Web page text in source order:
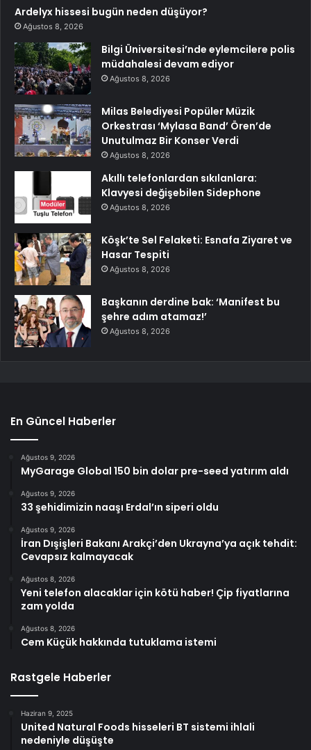
Ardelyx hissesi bugün neden düşüyor?
Ağustos 8, 2026
Bilgi Üniversitesi’nde eylemcilere polis
müdahalesi devam ediyor
Ağustos 8, 2026
Milas Belediyesi Popüler Müzik
Orkestrası ‘Mylasa Band’ Ören’de
Unutulmaz Bir Konser Verdi
Ağustos 8, 2026
Akıllı telefonlardan sıkılanlara:
Klavyesi değişebilen Sidephone
Ağustos 8, 2026
Köşk’te Sel Felaketi: Esnafa Ziyaret ve
Hasar Tespiti
Ağustos 8, 2026
Başkanın derdine bak: ‘Manifest bu
şehre adım atamaz!’
Ağustos 8, 2026
En Güncel Haberler
Ağustos 9, 2026
MyGarage Global 150 bin dolar pre-seed yatırım aldı
Ağustos 9, 2026
33 şehidimizin naaşı Erdal’ın siperi oldu
Ağustos 9, 2026
İran Dışişleri Bakanı Arakçi’den Ukrayna’ya açık tehdit:
Cevapsız kalmayacak
Ağustos 8, 2026
Yeni telefon alacaklar için kötü haber! Çip fiyatlarına
zam yolda
Ağustos 8, 2026
Cem Küçük hakkında tutuklama istemi
Rastgele Haberler
Haziran 9, 2025
United Natural Foods hisseleri BT sistemi ihlali
nedeniyle düşüşte